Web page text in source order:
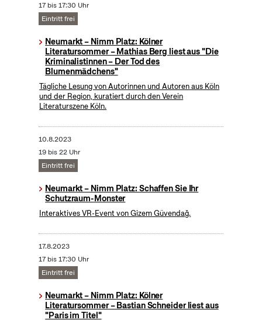
17 bis 17:30 Uhr
Eintritt frei
Neumarkt – Nimm Platz: Kölner
Literatursommer – Mathias Berg liest aus "Die
Kriminalistinnen – Der Tod des
Blumenmädchens"
Tägliche Lesung von Autorinnen und Autoren aus Köln
und der Region, kuratiert durch den Verein
Literaturszene Köln.
10.8.2023
19 bis 22 Uhr
Eintritt frei
Neumarkt – Nimm Platz: Schaffen Sie Ihr
Schutzraum-Monster
Interaktives VR-Event von Gizem Güvendağ.
17.8.2023
17 bis 17:30 Uhr
Eintritt frei
Neumarkt – Nimm Platz: Kölner
Literatursommer – Bastian Schneider liest aus
"Paris im Titel"